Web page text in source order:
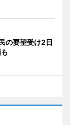
の要望受け2日